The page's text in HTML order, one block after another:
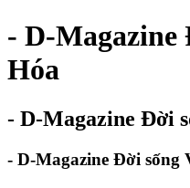
- D-Magazine
Hóa
- D-Magazine Đời
- D-Magazine Đời sống